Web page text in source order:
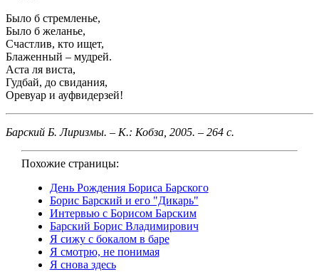
Было б стремленье,
Было б желанье,
Счастлив, кто ищет,
Блаженный – мудрей.
Аста ля виста,
Гудбай, до свидания,
Оревуар и ауфвидерзей!
Барский Б. Лиризмы. – К.: Кобза, 2005. – 264 с.
Похожие страницы:
День Рождения Бориса Барского
Борис Барский и его "Дикарь"
Интервью с Борисом Барским
Барский Борис Владимирович
Я сижу с бокалом в баре
Я смотрю, не понимая
Я снова здесь